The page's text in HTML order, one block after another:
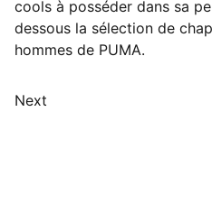
cools à posséder dans sa
dessous la sélection de
hommes de PUMA.
Next